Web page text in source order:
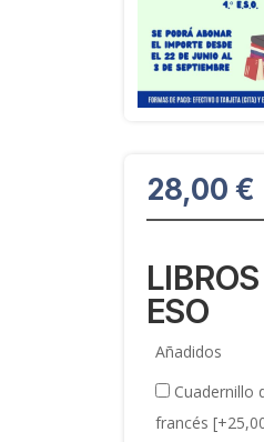
28,00 €
ESO
Añadidos
Cuadernillo
francés